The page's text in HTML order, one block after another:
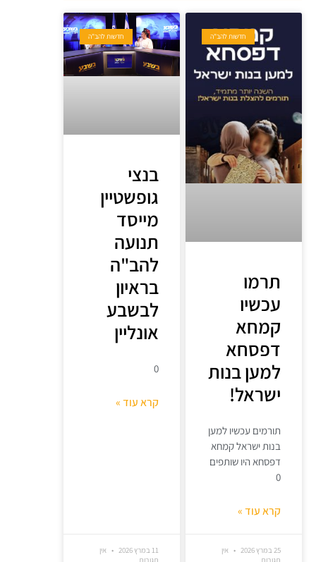
חדשות להב"ה
תרמו
עכשיו
קמחא
דפסחא
למען בנות
ישראל!
תורמים עכשיו למען
בנות ישראל קמחא
דפסחא היו שותפים
0
קרא עוד »
25 במרץ 2026
אין
תגובות
חדשות להב"ה
בנצי
גופשטיין
מייסד
תנועה
להב"ה
בראיון
לבשבע
אונליין
0
קרא עוד »
11 במרץ 2026
אין
תגובות